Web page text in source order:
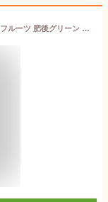
父の日 メロン 2玉 5kg お中元 ギフト 贈答用 フルーツ 肥後グリーン 御中元 果物 送料無料 農園直送 熊本 贈り物 岡山農園